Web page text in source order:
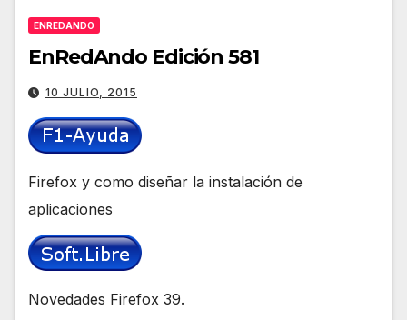
ENREDANDO
EnRedAndo Edición 581
10 JULIO, 2015
Firefox y como diseñar la instalación de
aplicaciones
Novedades Firefox 39.